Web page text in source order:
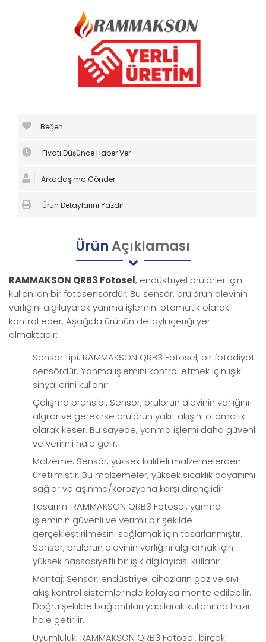
Beğen
Fiyatı Düşünce Haber Ver
Arkadaşıma Gönder
Ürün Detaylarını Yazdır
ÜrünAçıklaması
RAMMAKSON QRB3 Fotosel, endüstriyel brülörler için
kullanılan bir fotosensördür. Bu sensör, brülörün alevinin
varlığını algılayarak yanma işlemini otomatik olarak
kontrol eder. Aşağıda ürünün detaylı içeriği yer
almaktadır:
Sensör tipi: RAMMAKSON QRB3 Fotosel, bir fotodiyot
sensördür. Yanma işlemini kontrol etmek için ışık
sinyallerini kullanır.
Çalışma prensibi: Sensör, brülörün alevinin varlığını
algılar ve gerekirse brülörün yakıt akışını otomatik
olarak keser. Bu sayede, yanma işlemi daha güvenli
ve verimli hale gelir.
Malzeme: Sensör, yüksek kaliteli malzemelerden
üretilmiştir. Bu malzemeler, yüksek sıcaklık dayanımı
sağlar ve aşınma/korozyona karşı dirençlidir.
Tasarım: RAMMAKSON QRB3 Fotosel, yanma
işleminin güvenli ve verimli bir şekilde
gerçekleştirilmesini sağlamak için tasarlanmıştır.
Sensör, brülörün alevinin varlığını algılamak için
yüksek hassasiyetli bir ışık algılayıcısı kullanır.
Montaj: Sensör, endüstriyel cihazların gaz ve sıvı
akış kontrol sistemlerinde kolayca monte edilebilir.
Doğru şekilde bağlantıları yapılarak kullanıma hazır
hale getirilir.
Uyumluluk: RAMMAKSON QRB3 Fotosel, birçok